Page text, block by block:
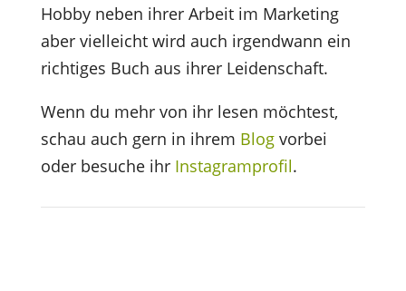
Hobby neben ihrer Arbeit im Marketing
aber vielleicht wird auch irgendwann ein
richtiges Buch aus ihrer Leidenschaft.
Wenn du mehr von ihr lesen möchtest,
schau auch gern in ihrem Blogvorbei
oder besuche ihr Instagramprofil.